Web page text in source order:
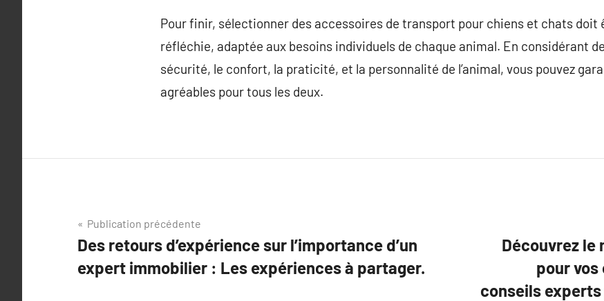
Pour finir, sélectionner des accessoires de transport pour chiens et chats doit
réfléchie, adaptée aux besoins individuels de chaque animal. En considérant
sécurité, le confort, la praticité, et la personnalité de l’animal, vous pouvez
agréables pour tous les deux.
Navigation
de
l’article
Publication précédente
Des retours d’expérience sur l’importance d’un
expert immobilier : Les expériences à partager.
Découvrez le
pour
conseils